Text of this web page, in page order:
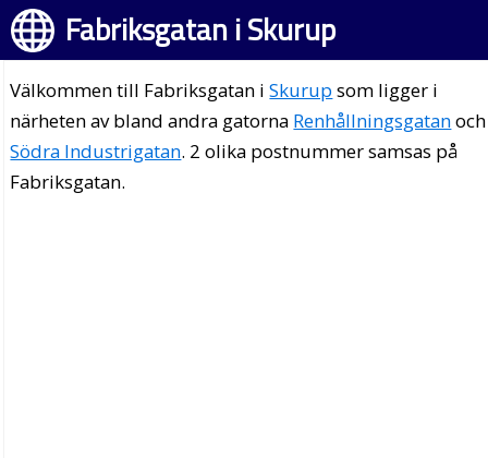
Fabriksgatan i Skurup
Välkommen till Fabriksgatan iSkurup som ligger i
närheten av bland andra gatorna Renhållningsgatanoch
Södra Industrigatan. 2 olika postnummer samsas på
Fabriksgatan.